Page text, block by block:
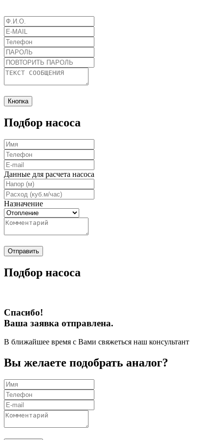
Кнопка
Подбор насоса
Данные для расчета насоса
Назначение
Отправить
Подбор насоса
Спасибо!
Ваша заявка отправлена.
В ближайшее время с Вами свяжеться наш консультант
Вы желаете подобрать аналог?